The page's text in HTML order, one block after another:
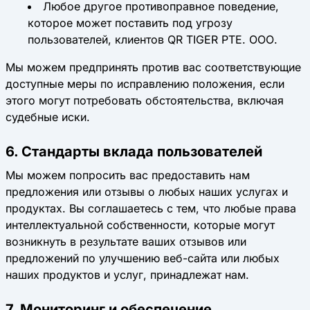
Любое другое противоправное поведение,
которое может поставить под угрозу
пользователей, клиентов QR TIGER PTE. ООО.
Мы можем предпринять против вас соответствующие
доступные меры по исправлению положения, если
этого могут потребовать обстоятельства, включая
судебные иски.
6. Стандарты вклада пользователей
Мы можем попросить вас предоставить нам
предложения или отзывы о любых наших услугах и
продуктах. Вы соглашаетесь с тем, что любые права
интеллектуальной собственности, которые могут
возникнуть в результате ваших отзывов или
предложений по улучшению веб-сайта или любых
наших продуктов и услуг, принадлежат нам.